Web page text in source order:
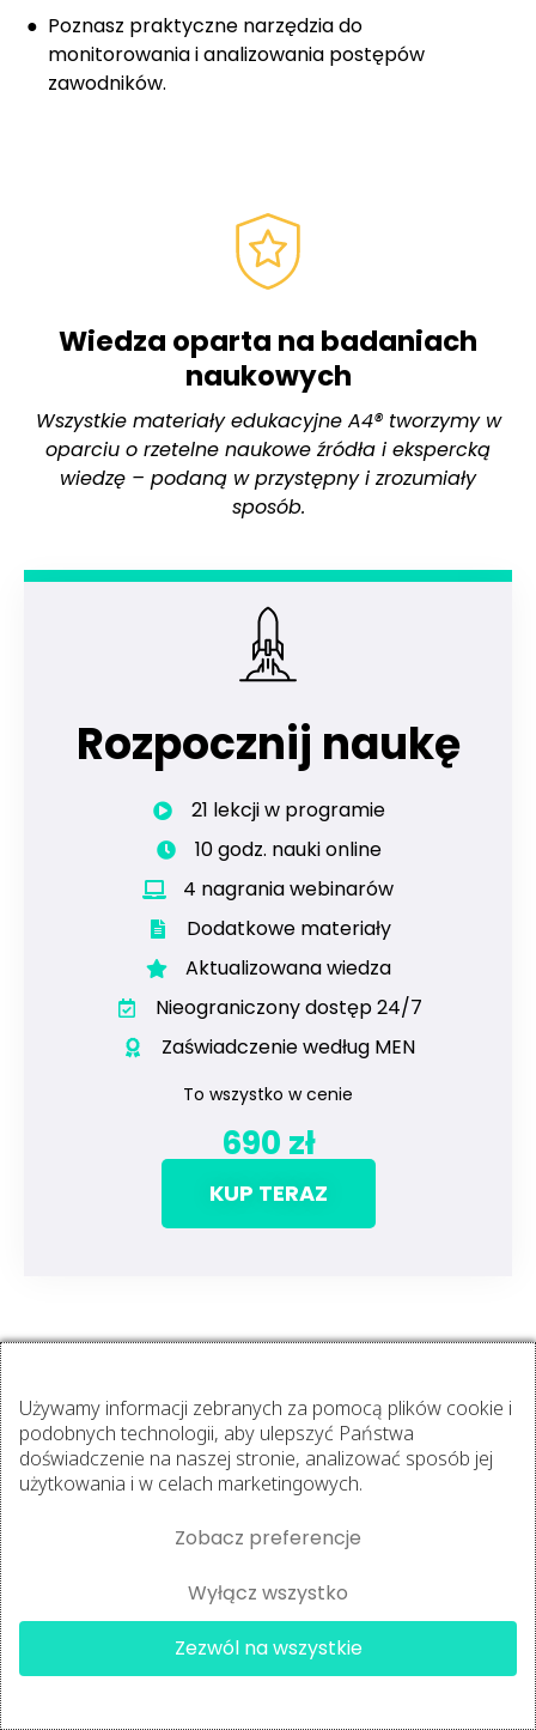
Poznasz praktyczne narzędzia do
monitorowania i analizowania postępów
zawodników.
Wiedza oparta na badaniach
naukowych
Wszystkie materiały edukacyjne A4® tworzymy w
oparciu o rzetelne naukowe źródła i ekspercką
wiedzę – podaną w przystępny i zrozumiały
sposób.
Rozpocznij naukę
21 lekcji w programie
10 godz. nauki online
4 nagrania webinarów
Dodatkowe materiały
Aktualizowana wiedza
Nieograniczony dostęp 24/7
Zaświadczenie według MEN
To wszystko w cenie
690 zł
KUP TERAZ
Rozszerzenie wiedzy
Dla ambitnych dołączamy dodatkowe nagrania
specjalistycznych webinarów:
Przygotowanie do sezonu w sportach
kupił
Trener Przygotowania Motoryc...
Używamy informacji zebranych za pomocą plików cookie i
podobnych technologii, aby ulepszyć Państwa
doświadczenie na naszej stronie, analizować sposób jej
użytkowania i w celach marketingowych.
Zobacz preferencje
Wyłącz wszystko
Zezwól na wszystkie